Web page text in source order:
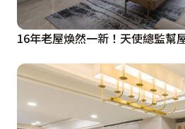
16年老屋煥然一新！天使總監幫